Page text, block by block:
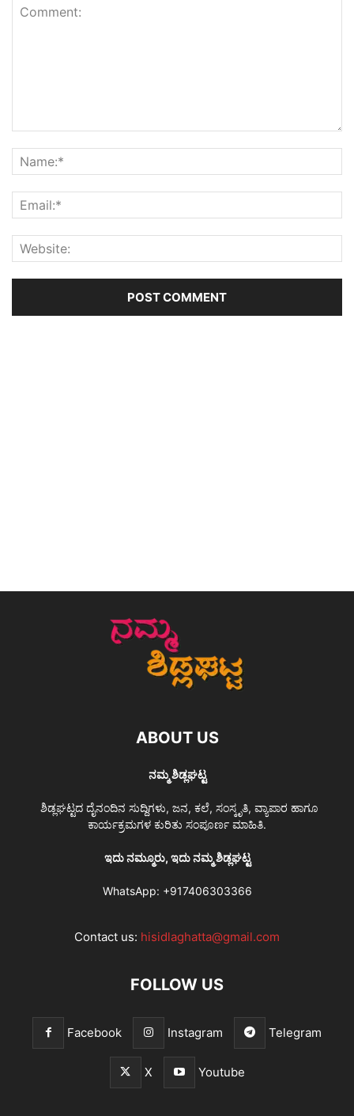
ABOUT US
ನಮ್ಮ ಶಿಡ್ಲಘಟ್ಟ
ಶಿಡ್ಲಘಟ್ಟದ ದೈನಂದಿನ ಸುದ್ದಿಗಳು, ಜನ, ಕಲೆ, ಸಂಸ್ಕೃತಿ, ವ್ಯಾಪಾರ ಹಾಗೂ
ಕಾರ್ಯಕ್ರಮಗಳ ಕುರಿತು ಸಂಪೂರ್ಣ ಮಾಹಿತಿ.
ಇದು ನಮ್ಮೂರು, ಇದು ನಮ್ಮ ಶಿಡ್ಲಘಟ್ಟ
WhatsApp: +917406303366
Contact us: hisidlaghatta@gmail.com
FOLLOW US
Facebook Instagram Telegram
X Youtube